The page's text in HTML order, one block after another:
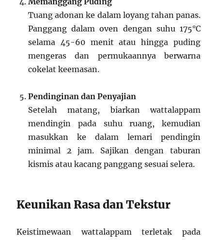
Tuang adonan ke dalam loyang tahan panas.
Panggang dalam oven dengan suhu 175°C
selama 45-60 menit atau hingga puding
mengeras dan permukaannya berwarna
cokelat keemasan.
Pendinginan dan Penyajian
Setelah matang, biarkan wattalappam
mendingin pada suhu ruang, kemudian
masukkan ke dalam lemari pendingin
minimal 2 jam. Sajikan dengan taburan
kismis atau kacang panggang sesuai selera.
Keunikan Rasa dan Tekstur
Keistimewaan wattalappam terletak pada